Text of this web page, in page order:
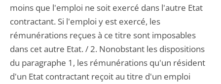
moins que l'emploi ne soit exercé dans l'autre Etat
contractant. Si l'emploi y est exercé, les
rémunérations reçues à ce titre sont imposables
dans cet autre Etat. / 2. Nonobstant les dispositions
du paragraphe 1, les rémunérations qu'un résident
d'un Etat contractant reçoit au titre d'un emploi